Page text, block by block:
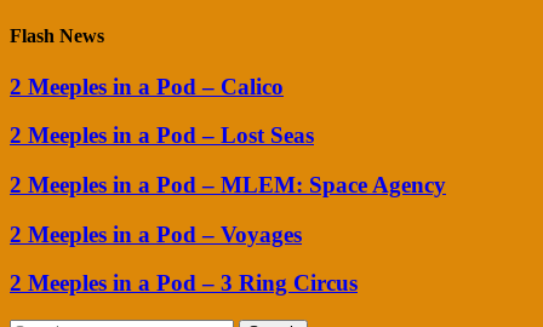
Flash News
2 Meeples in a Pod – Calico
2 Meeples in a Pod – Lost Seas
2 Meeples in a Pod – MLEM: Space Agency
2 Meeples in a Pod – Voyages
2 Meeples in a Pod – 3 Ring Circus